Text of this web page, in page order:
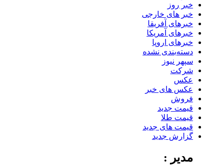
خبر روز
خبر های خارجی
خبرهای آفریقا
خبرهای آمریکا
خبرهای اروپا
دسته‌بندی نشده
سپهر نیوز
شرکت
عکس
عکس های خبر
فروش
قیمت جدید
قیمت طلا
قیمت های جدید
گزارش جدید
مدیر :